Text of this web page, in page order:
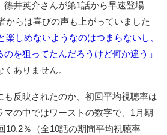
篠井英介さんが第1話から早速登場
からは喜びの声も上がっていました
楽しめないようなのはつまらないし、
を狙ってたんだろうけど何か違う」
ありません。
も反映されたのか、初回平均視聴率は
の中ではワーストの数字で、1月期
10.2％（全10話の期間平均視聴率